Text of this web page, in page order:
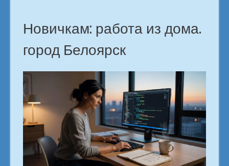
Новичкам: работа из дома.
город Белоярск